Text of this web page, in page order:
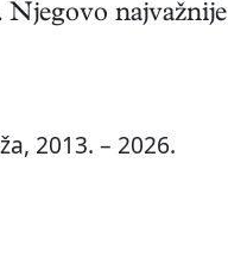
Njegovo najvažnije
2013. – 2026.